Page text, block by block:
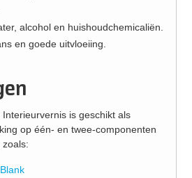
alcohol en huishoudchemicaliën.
en goede uitvloeiing.
is geschikt als
op één- en twee-componenten
zoals: